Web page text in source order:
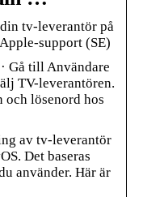
tv-leverantör på
support (SE)
Gå till Användare
TV-leverantören.
och lösenord hos
av tv-leverantör
Det baseras
använder. Här är